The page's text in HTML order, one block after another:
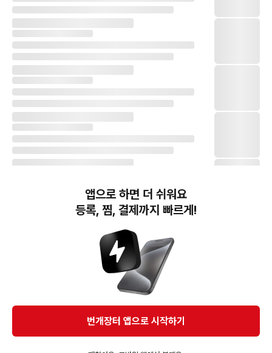
번개장터(주) 사업자정보, 이용약관 및 기타 법적고지
번개장터㈜는 통신판매중개자이며, 통신판매의 당사자가 아닙니다. 전자상거래 등에서의
소비자보호에 관한 법률 등 관련 법령 및 번개장터㈜의 약관에 따라 상품, 상품정보, 거래에 관한 책임은
개별 판매자에게 귀속하고, 번개장터㈜는 원칙적으로 회원간 거래에 대하여 책임을 지지 않습니다.
다만, 번개장터㈜가 직접 판매하는 상품에 대한 책임은 번개장터㈜에게 귀속합니다.
APP 다운로드
앱으로 하면 더 쉬워요
등록, 찜, 결제까지 빠르게!
번개장터 앱으로 시작하기